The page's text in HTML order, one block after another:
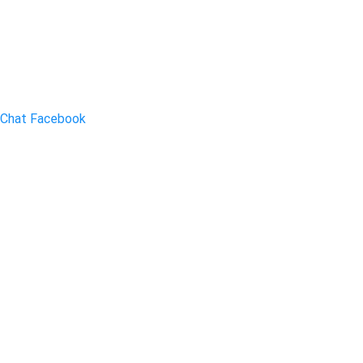
Chat Facebook